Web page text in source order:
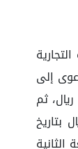
الدعوى إلى
وتسعمائة وخمسة ريال، ثم
استحقاق المستأنف ضده للمبلغ المحكوم به وذلك لسداد موكلي مبلغ مائة وخمسون ألف (150,000) ريال بتاريخ
أ‌- الدفعة الأولى: 260,000 ريال بتاريخ 20/02/2023، ب‌- الدفعة الثانية